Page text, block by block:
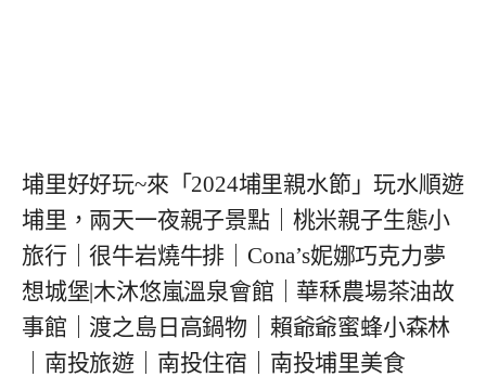
埔里好好玩~來「2024埔里親水節」玩水順遊
埔里，兩天一夜親子景點｜桃米親子生態小
旅行｜很牛岩燒牛排｜Cona’s妮娜巧克力夢
想城堡|木沐悠嵐溫泉會館｜華秝農場茶油故
事館｜渡之島日高鍋物｜賴爺爺蜜蜂小森林
｜南投旅遊｜南投住宿｜南投埔里美食